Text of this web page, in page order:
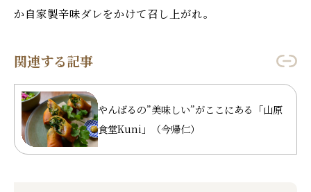
か自家製辛味ダレをかけて召し上がれ。
関連する記事
やんばるの”美味しい”がここにある「山原
食堂Kuni」（今帰仁）